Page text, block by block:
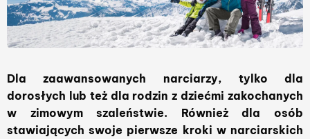
Dla zaawansowanych narciarzy, tylko dla
dorosłych lub też dla rodzin z dziećmi zakochanych
w zimowym szaleństwie. Również dla osób
stawiających swoje pierwsze kroki w narciarskich